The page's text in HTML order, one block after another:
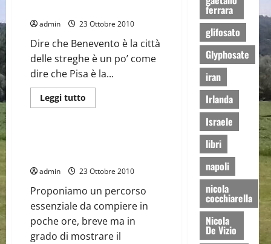
Benevento
Fausto
admin 23 Ottobre 2010
Dire che Benevento è la città
delle streghe è un po’ come
dire che Pisa è la...
Leggi tutto
di
la
del
vento
Itinerari Turistici
admin 23 Ottobre 2010
Proponiamo un percorso
essenziale da compiere in
poche ore, breve ma in
grado di mostrare il
ferrara
glifosato
Glyphosate
iran
Irlanda
Israele
libri
napoli
nicola
cocchiarella
Nicola
De Vizio